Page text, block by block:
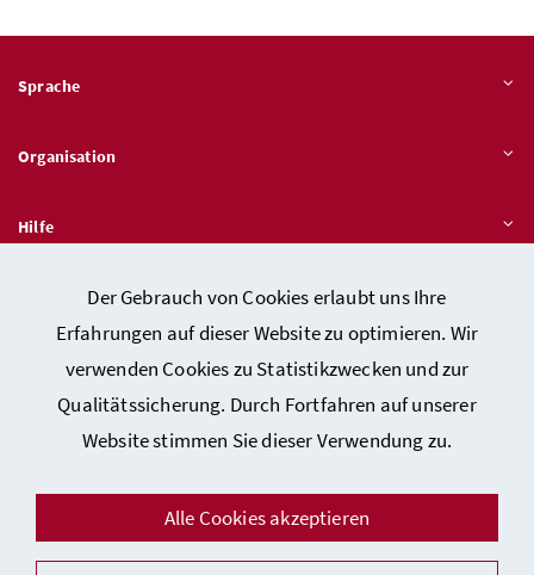
Der Gebrauch von Cookies erlaubt uns Ihre
Erfahrungen auf dieser Website zu optimieren. Wir
verwenden Cookies zu Statistikzwecken und zur
Qualitätssicherung. Durch Fortfahren auf unserer
Website stimmen Sie dieser Verwendung zu.
Alle Cookies akzeptieren
Sprache
Organisation
Hilfe
Quicklinks
Datenschutz